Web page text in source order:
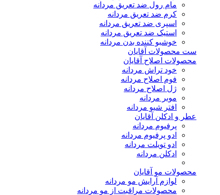
مام رول ضد تعریق مردانه
کرم ضد تعریق مردانه
اسپری ضد تعریق مردانه
استیک ضد تعریق مردانه
خوشبو کننده بدن مردانه
ست محصولات آقایان
محصولات اصلاح آقایان
خود تراش مردانه
فوم اصلاح مردانه
ژل اصلاح مردانه
موبر مردانه
افتر شیو مردانه
عطر و ادکلن آقایان
پرفیوم مردانه
ادو پرفیوم مردانه
ادو تویلت مردانه
ادکلن مردانه
محصولات مو آقایان
لوازم آرایش مو مردانه
محصولات مراقبت از مو مردانه